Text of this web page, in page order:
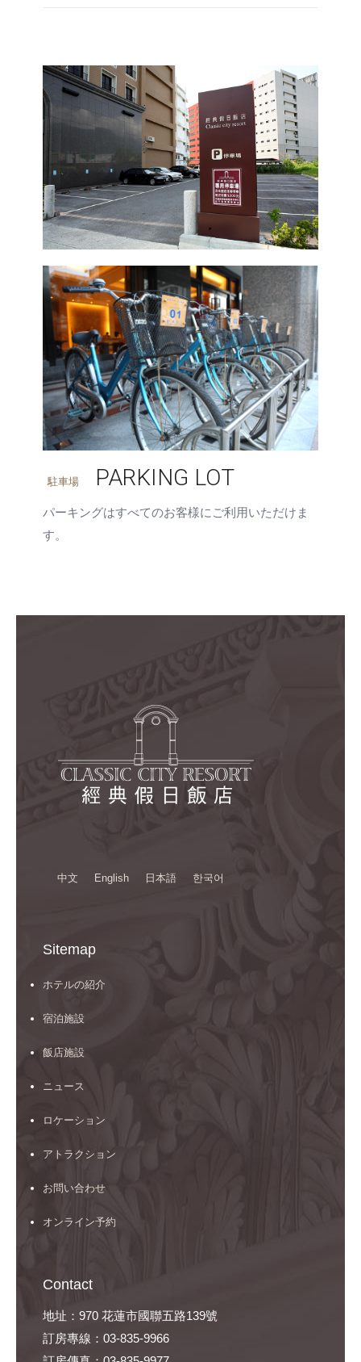
駐車場 PARKING LOT
パーキングはすべてのお客様にご利用いただけま
す。
中文 English 日本語 한국어
Sitemap
ホテルの紹介
宿泊施設
飯店施設
ニュース
ロケーション
アトラクション
お問い合わせ
オンライン予約
Contact
地址：970 花蓮市國聯五路139號
訂房專線：03-835-9966